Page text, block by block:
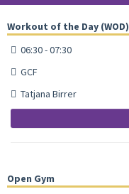
Workout of the Day (WOD)
06:30 - 07:30
GCF
Tatjana Birrer
Open Gym